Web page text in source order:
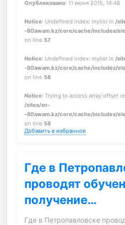
Опубликовано: 11 июня 2015, 14:48
Notice: Undefined index: mylist in /
-80awam.kz/core/cache/includes/
on line 57
Notice: Undefined index: mylist in /
-80awam.kz/core/cache/includes/
on line 58
Notice: Trying to access array offset
/sites/xn-
-80awam.kz/core/cache/includes/
on line 58
Добавить в избранное
Где в
проводят
получение…
Где в Петропавловске